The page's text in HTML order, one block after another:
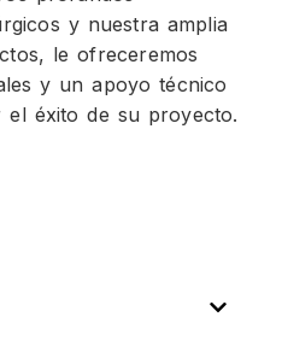
y nuestra amplia
le ofreceremos
y un apoyo técnico
el éxito de su proyecto.